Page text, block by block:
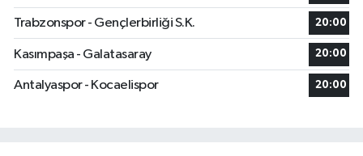
Trabzonspor - Gençlerbirliği S.K. 20:00
Kasımpaşa - Galatasaray 20:00
Antalyaspor - Kocaelispor 20:00